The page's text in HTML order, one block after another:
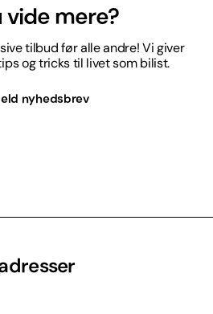
vide mere?
tilbud før alle andre! Vi giver
og tricks til livet som bilist.
nyhedsbrev